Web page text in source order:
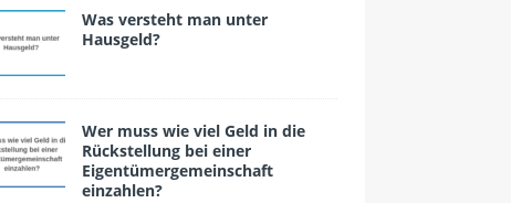
Was versteht man unter
Hausgeld?
Wer muss wie viel Geld in die
Rückstellung bei einer
Eigentümergemeinschaft
einzahlen?